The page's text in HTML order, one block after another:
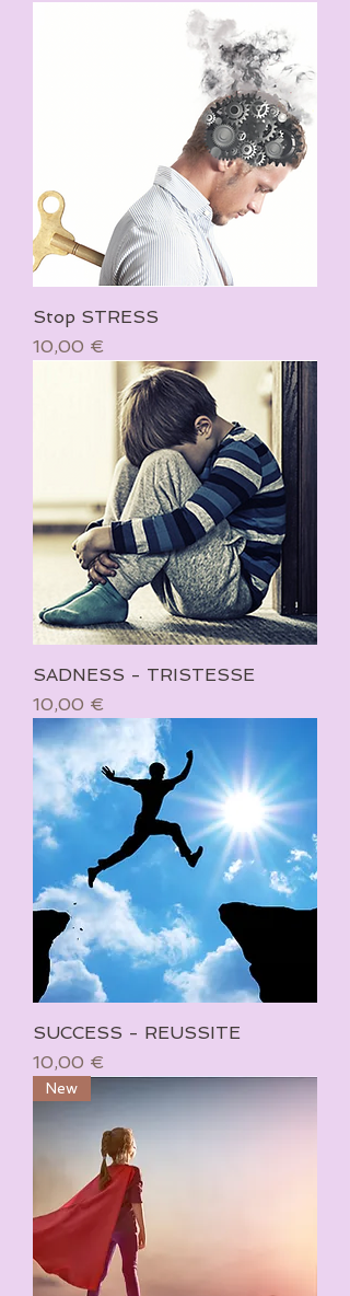
Stop STRESS
Prix
10,00 €
SADNESS - TRISTESSE
Prix
10,00 €
SUCCESS - REUSSITE
Prix
10,00 €
New